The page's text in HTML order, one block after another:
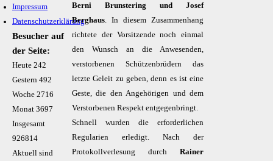
Impressum
Datenschutzerklärung
Besucher auf
der Seite:
Heute 242
Gestern 492
Woche 2716
Monat 3697
Insgesamt
926814
Aktuell sind
Berni Brunstering und Josef
Berghaus. In diesem Zusammenhang
richtete der Vorsitzende noch einmal
den Wunsch an die Anwesenden,
verstorbenen Schützenbrüdern das
letzte Geleit zu geben, denn es ist eine
Geste, die den Angehörigen und dem
Verstorbenen Respekt entgegenbringt.
Schnell wurden die erforderlichen
Regularien erledigt. Nach der
Protokollverlesung durchRainer